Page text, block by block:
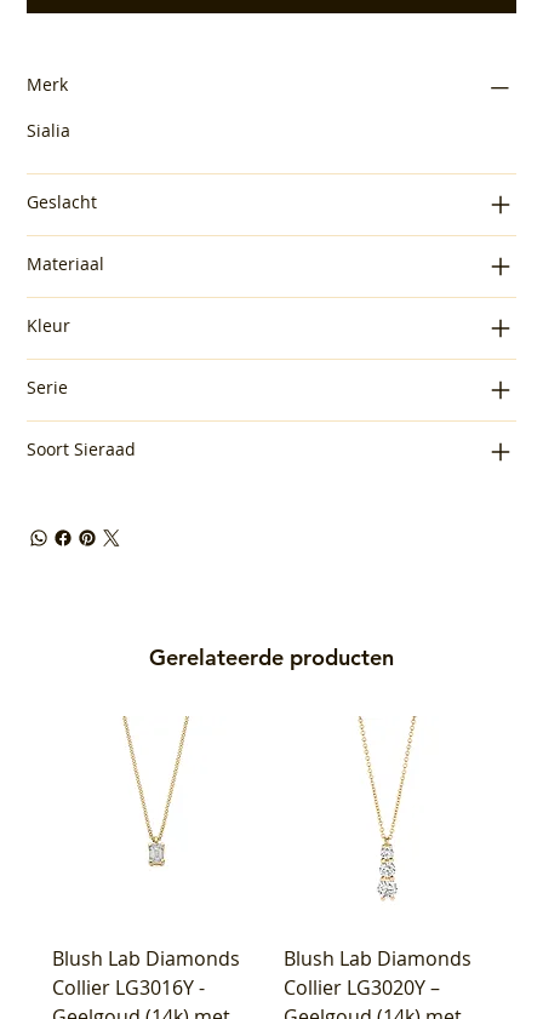
Merk
Sialia
Geslacht
Materiaal
Kleur
Serie
Soort Sieraad
Gerelateerde producten
Blush Lab Diamonds
Collier LG3016Y -
Blush Lab Diamonds
Collier LG3020Y –